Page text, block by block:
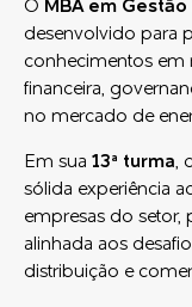
O MBA em
desenvolvido para
conhecimentos em
financeira,
no mercado de
Em sua 13ª turma,
sólida experiência
empresas do
alinhada aos
distribuição e